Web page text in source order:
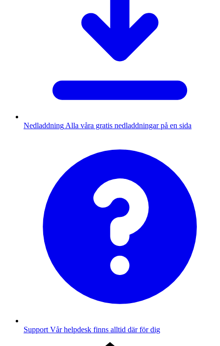
Nedladdning Alla våra gratis nedladdningar på en sida
Support Vår helpdesk finns alltid där för dig